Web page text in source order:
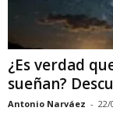
¿Es verdad
sueñan?
Antonio Narváez - 22/